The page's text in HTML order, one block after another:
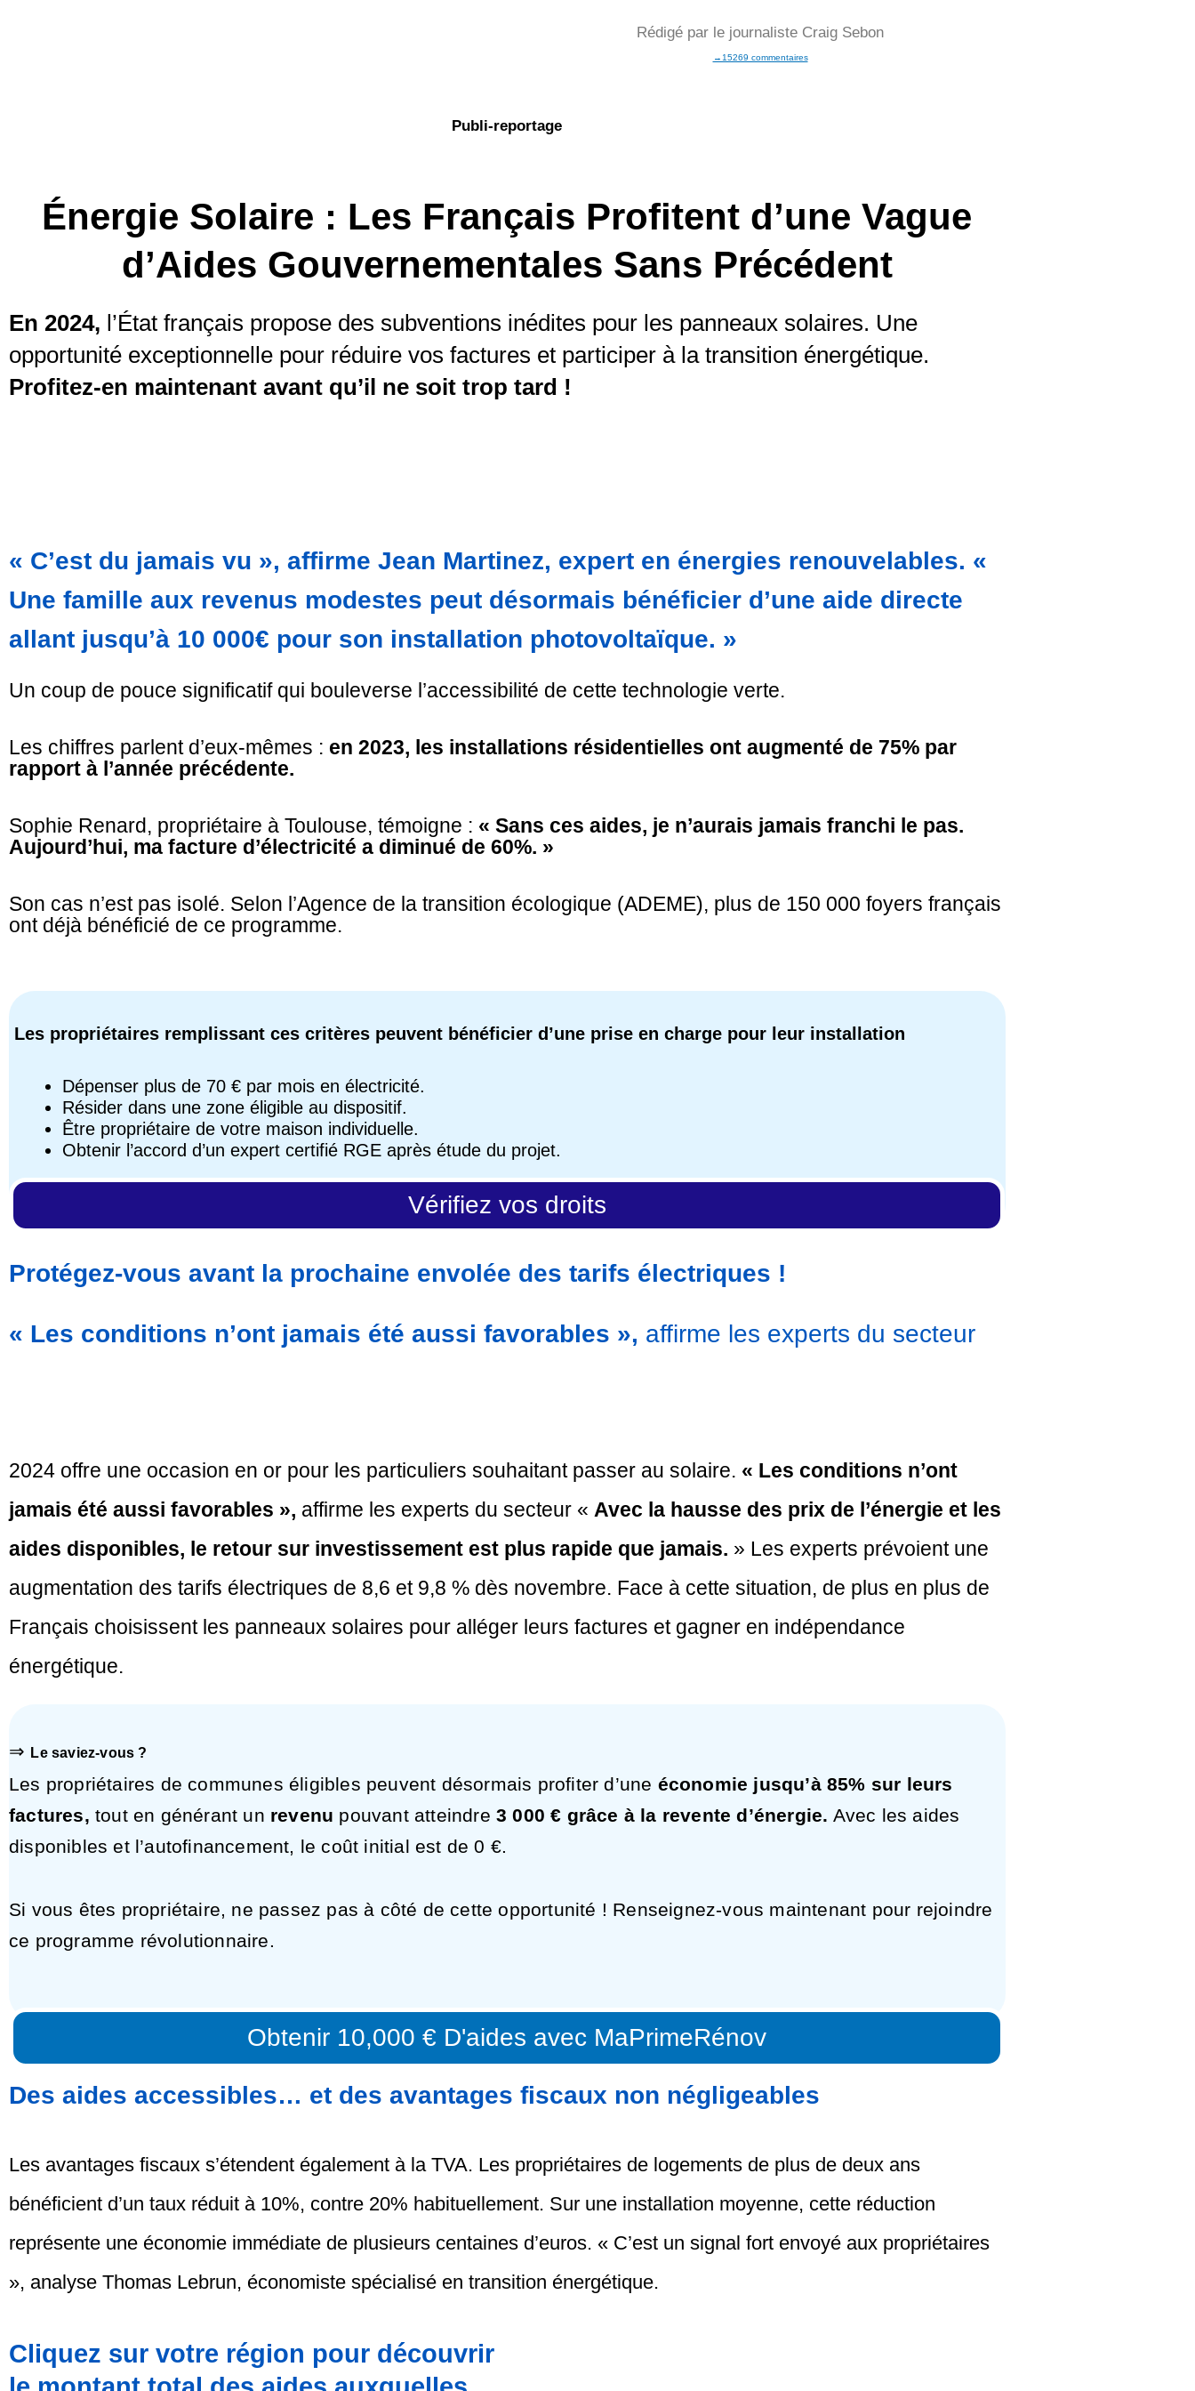
Rédigé par le journaliste Craig Sebon
→15269 commentaires
Publi-reportage
Énergie Solaire : Les Français Profitent d’une Vague
d’Aides Gouvernementales Sans Précédent
En 2024, l’État français propose des subventions inédites pour les panneaux solaires. Une
opportunité exceptionnelle pour réduire vos factures et participer à la transition énergétique.
Profitez-en maintenant avant qu’il ne soit trop tard !
« C’est du jamais vu », affirme Jean Martinez, expert en énergies renouvelables. «
Une famille aux revenus modestes peut désormais bénéficier d’une aide directe
allant jusqu’à 10 000€ pour son installation photovoltaïque. »
Un coup de pouce significatif qui bouleverse l’accessibilité de cette technologie verte.
Les chiffres parlent d’eux-mêmes : en 2023, les installations résidentielles ont augmenté de 75% par
rapport à l’année précédente.
Sophie Renard, propriétaire à Toulouse, témoigne : « Sans ces aides, je n’aurais jamais franchi le pas.
Aujourd’hui, ma facture d’électricité a diminué de 60%. »
Son cas n’est pas isolé. Selon l’Agence de la transition écologique (ADEME), plus de 150 000 foyers français
ont déjà bénéficié de ce programme.
Les propriétaires remplissant ces critères peuvent bénéficier d’une prise en charge pour leur installation
Dépenser plus de 70 € par mois en électricité.
Résider dans une zone éligible au dispositif.
Être propriétaire de votre maison individuelle.
Obtenir l’accord d’un expert certifié RGE après étude du projet.
Vérifiez vos droits
Protégez-vous avant la prochaine envolée des tarifs électriques !
« Les conditions n’ont jamais été aussi favorables », affirme les experts du secteur
2024 offre une occasion en or pour les particuliers souhaitant passer au solaire. « Les conditions n’ont
jamais été aussi favorables », affirme les experts du secteur « Avec la hausse des prix de l’énergie et les
aides disponibles, le retour sur investissement est plus rapide que jamais. » Les experts prévoient une
augmentation des tarifs électriques de 8,6 et 9,8 % dès novembre. Face à cette situation, de plus en plus de
Français choisissent les panneaux solaires pour alléger leurs factures et gagner en indépendance
énergétique.
⇒ Le saviez-vous ?
Les propriétaires de communes éligibles peuvent désormais profiter d’une économie jusqu’à 85% sur leurs
factures, tout en générant un revenu pouvant atteindre3 000 € grâce à la revente d’énergie. Avec les aides
disponibles et l’autofinancement, le coût initial est de 0 €.
Si vous êtes propriétaire, ne passez pas à côté de cette opportunité ! Renseignez-vous maintenant pour rejoindre
ce programme révolutionnaire.
Obtenir 10,000 € D'aides avec MaPrimeRénov
Des aides accessibles… et des avantages fiscaux non négligeables
Les avantages fiscaux s’étendent également à la TVA. Les propriétaires de logements de plus de deux ans
bénéficient d’un taux réduit à 10%, contre 20% habituellement. Sur une installation moyenne, cette réduction
représente une économie immédiate de plusieurs centaines d’euros. « C’est un signal fort envoyé aux propriétaires
», analyse Thomas Lebrun, économiste spécialisé en transition énergétique.
Cliquez sur votre région pour découvrir